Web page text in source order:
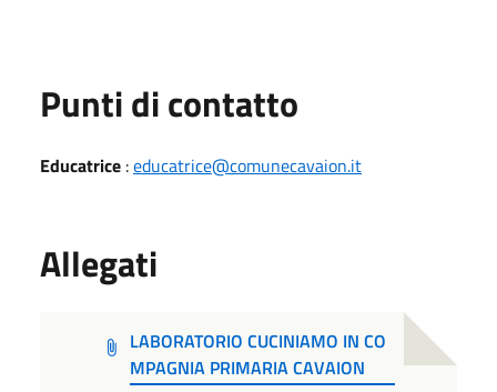
Punti di contatto
Educatrice :educatrice@comunecavaion.it
Allegati
LABORATORIO CUCINIAMO IN CO
MPAGNIA PRIMARIA CAVAION